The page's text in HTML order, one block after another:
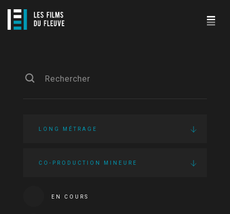
LONG MÉTRAGE
CO-PRODUCTION MINEURE
EN COURS